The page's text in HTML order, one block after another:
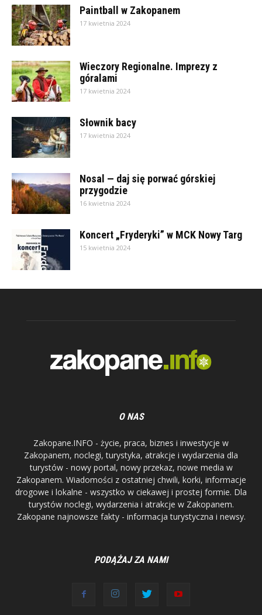
Paintball w Zakopanem
17 kwietnia 2024
Wieczory Regionalne. Imprezy z
góralami
17 kwietnia 2024
Słownik bacy
17 kwietnia 2024
Nosal — daj się porwać górskiej
przygodzie
16 kwietnia 2024
Koncert „Fryderyki” w MCK Nowy Targ
15 kwietnia 2024
O NAS
Zakopane.INFO - życie, praca, biznes i inwestycje w
Zakopanem, noclegi, turystyka, atrakcje i wydarzenia dla
turystów - nowy portal, nowy przekaz, nowe media w
Zakopanem. Wiadomości z ostatniej chwili, korki, informacje
drogowe i lokalne - wszystko w ciekawej i prostej formie. Dla
turystów noclegi, wydarzenia i atrakcje w Zakopanem.
Zakopane najnowsze fakty - informacja turystyczna i newsy.
PODĄŻAJ ZA NAMI